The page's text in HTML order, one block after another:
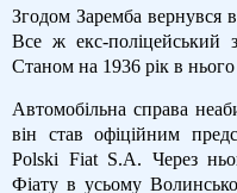
Згодом Заремба вернувся
Все ж екс-поліцейський
Станом на 1936 рік в
Автомобільна справа
він став офіційним
Polski Fiat S.A. Через
Фіату в усьому